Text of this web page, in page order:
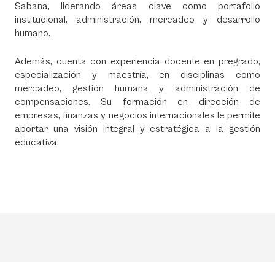
Sabana, liderando áreas clave como portafolio
institucional, administración, mercadeo y desarrollo
humano.
Además, cuenta con experiencia docente en pregrado,
especialización y maestría, en disciplinas como
mercadeo, gestión humana y administración de
compensaciones. Su formación en dirección de
empresas, finanzas y negocios internacionales le permite
aportar una visión integral y estratégica a la gestión
educativa.